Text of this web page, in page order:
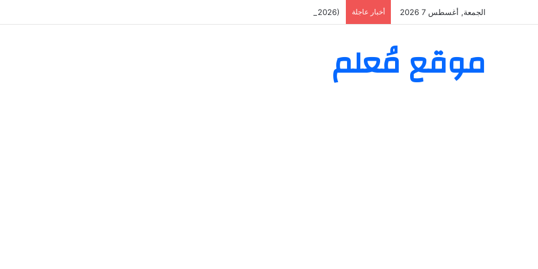
الجمعة, أغسطس 7 2026 أخبار عاجلة Пин Ап Казино Официальный сайт | Pin Up Casino играть онлайн – Вход, Зеркало (2026)
موقع مُعلم